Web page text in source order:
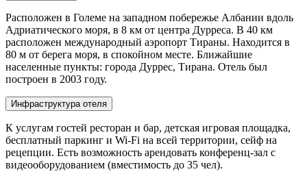
Расположен в Големе на западном побережье Албании вдоль
Адриатического моря, в 8 км от центра Дурреса. В 40 км
расположен международный аэропорт Тираны. Находится в
80 м от берега моря, в спокойном месте. Ближайшие
населенные пункты: города Дуррес, Тирана. Отель был
построен в 2003 году.
Инфраструктура отеля
К услугам гостей ресторан и бар, детская игровая площадка,
бесплатный паркинг и Wi-Fi на всей территории, сейф на
рецепции. Есть возможность арендовать конференц-зал с
видеооборудованием (вместимость до 35 чел).